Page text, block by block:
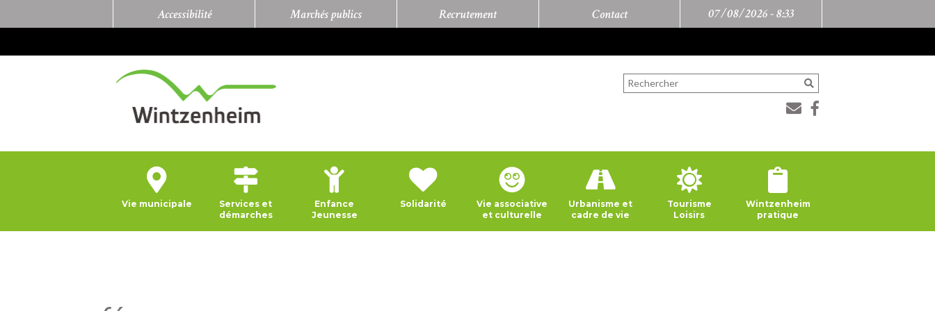
Accessibilité Marchés publics Recrutement Contact 07/08/2026 -8:33
Vie municipale
Services et
démarches
Enfance
Jeunesse
Solidarité
Vie associative
et culturelle
Urbanisme et
cadre de vie
Tourisme
Loisirs
Wintzenheim
pratique